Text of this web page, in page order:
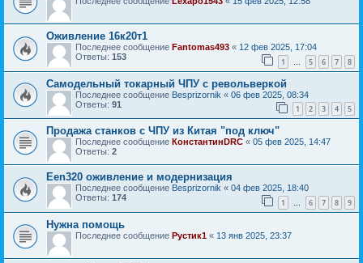
Оживление 16к20т1
Последнее сообщение Fantomas493 « 12 фев 2025, 17:04
Ответы: 153 1 … 5 6 7 8
Самодельный токарный ЧПУ с револьверкой
Последнее сообщение Besprizornik « 06 фев 2025, 08:34
Ответы: 91 1 2 3 4 5
Продажа станков с ЧПУ из Китая "под ключ"
Последнее сообщение КонстантинDRC « 05 фев 2025, 14:47
Ответы: 2
Een320 оживление и модернизация
Последнее сообщение Besprizornik « 04 фев 2025, 18:40
Ответы: 174 1 … 6 7 8 9
Нужна помощь
Последнее сообщение Рустик1 « 13 янв 2025, 23:37